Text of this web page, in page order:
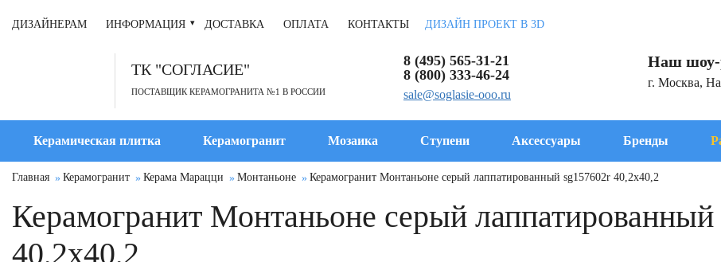
ДИЗАЙНЕРАМ ИНФОРМАЦИЯ ДОСТАВКА ОПЛАТА КОНТАКТЫ ДИЗАЙН ПРОЕКТ В 3D
ТК "СОГЛАСИЕ"
ПОСТАВЩИК КЕРАМОГРАНИТА №1 В РОССИИ
8 (495) 565-31-21
8 (800) 333-46-24
sale@soglasie-ooo.ru
Наш
г. Москва,
Керамическая плитка Керамогранит Мозаика Ступени Аксессуары Бренды
Главная Керамогранит Керама Марацци Монтаньоне Керамогранит Монтаньоне серый лаппатированный sg157602r 40,2x40,2
Керамогранит Монтаньоне серый
40,2x40,2